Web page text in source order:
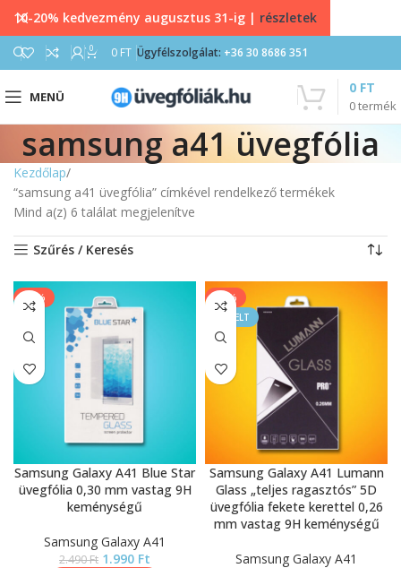
0 0 FT Ügyfélszolgálat: +36 30 8686 351
MENÜ
0termék
0 FT
samsung a41 üvegfólia
Kezdőlap
“samsung a41 üvegfólia” címkével rendelkező termékek
Mind a(z) 6 találat megjelenítve
Szűrés / Keresés
-20%
Samsung Galaxy A41 Blue Star
üvegfólia 0,30 mm vastag 9H
keménységű
Samsung Galaxy A41
2.490Ft 1.990 Ft
-33%
KIEMELT
Samsung Galaxy A41 Lumann
Glass „teljes ragasztós” 5D
üvegfólia fekete kerettel 0,26
mm vastag 9H keménységű
Samsung Galaxy A41
10-20% kedvezmény augusztus 31-ig | részletek